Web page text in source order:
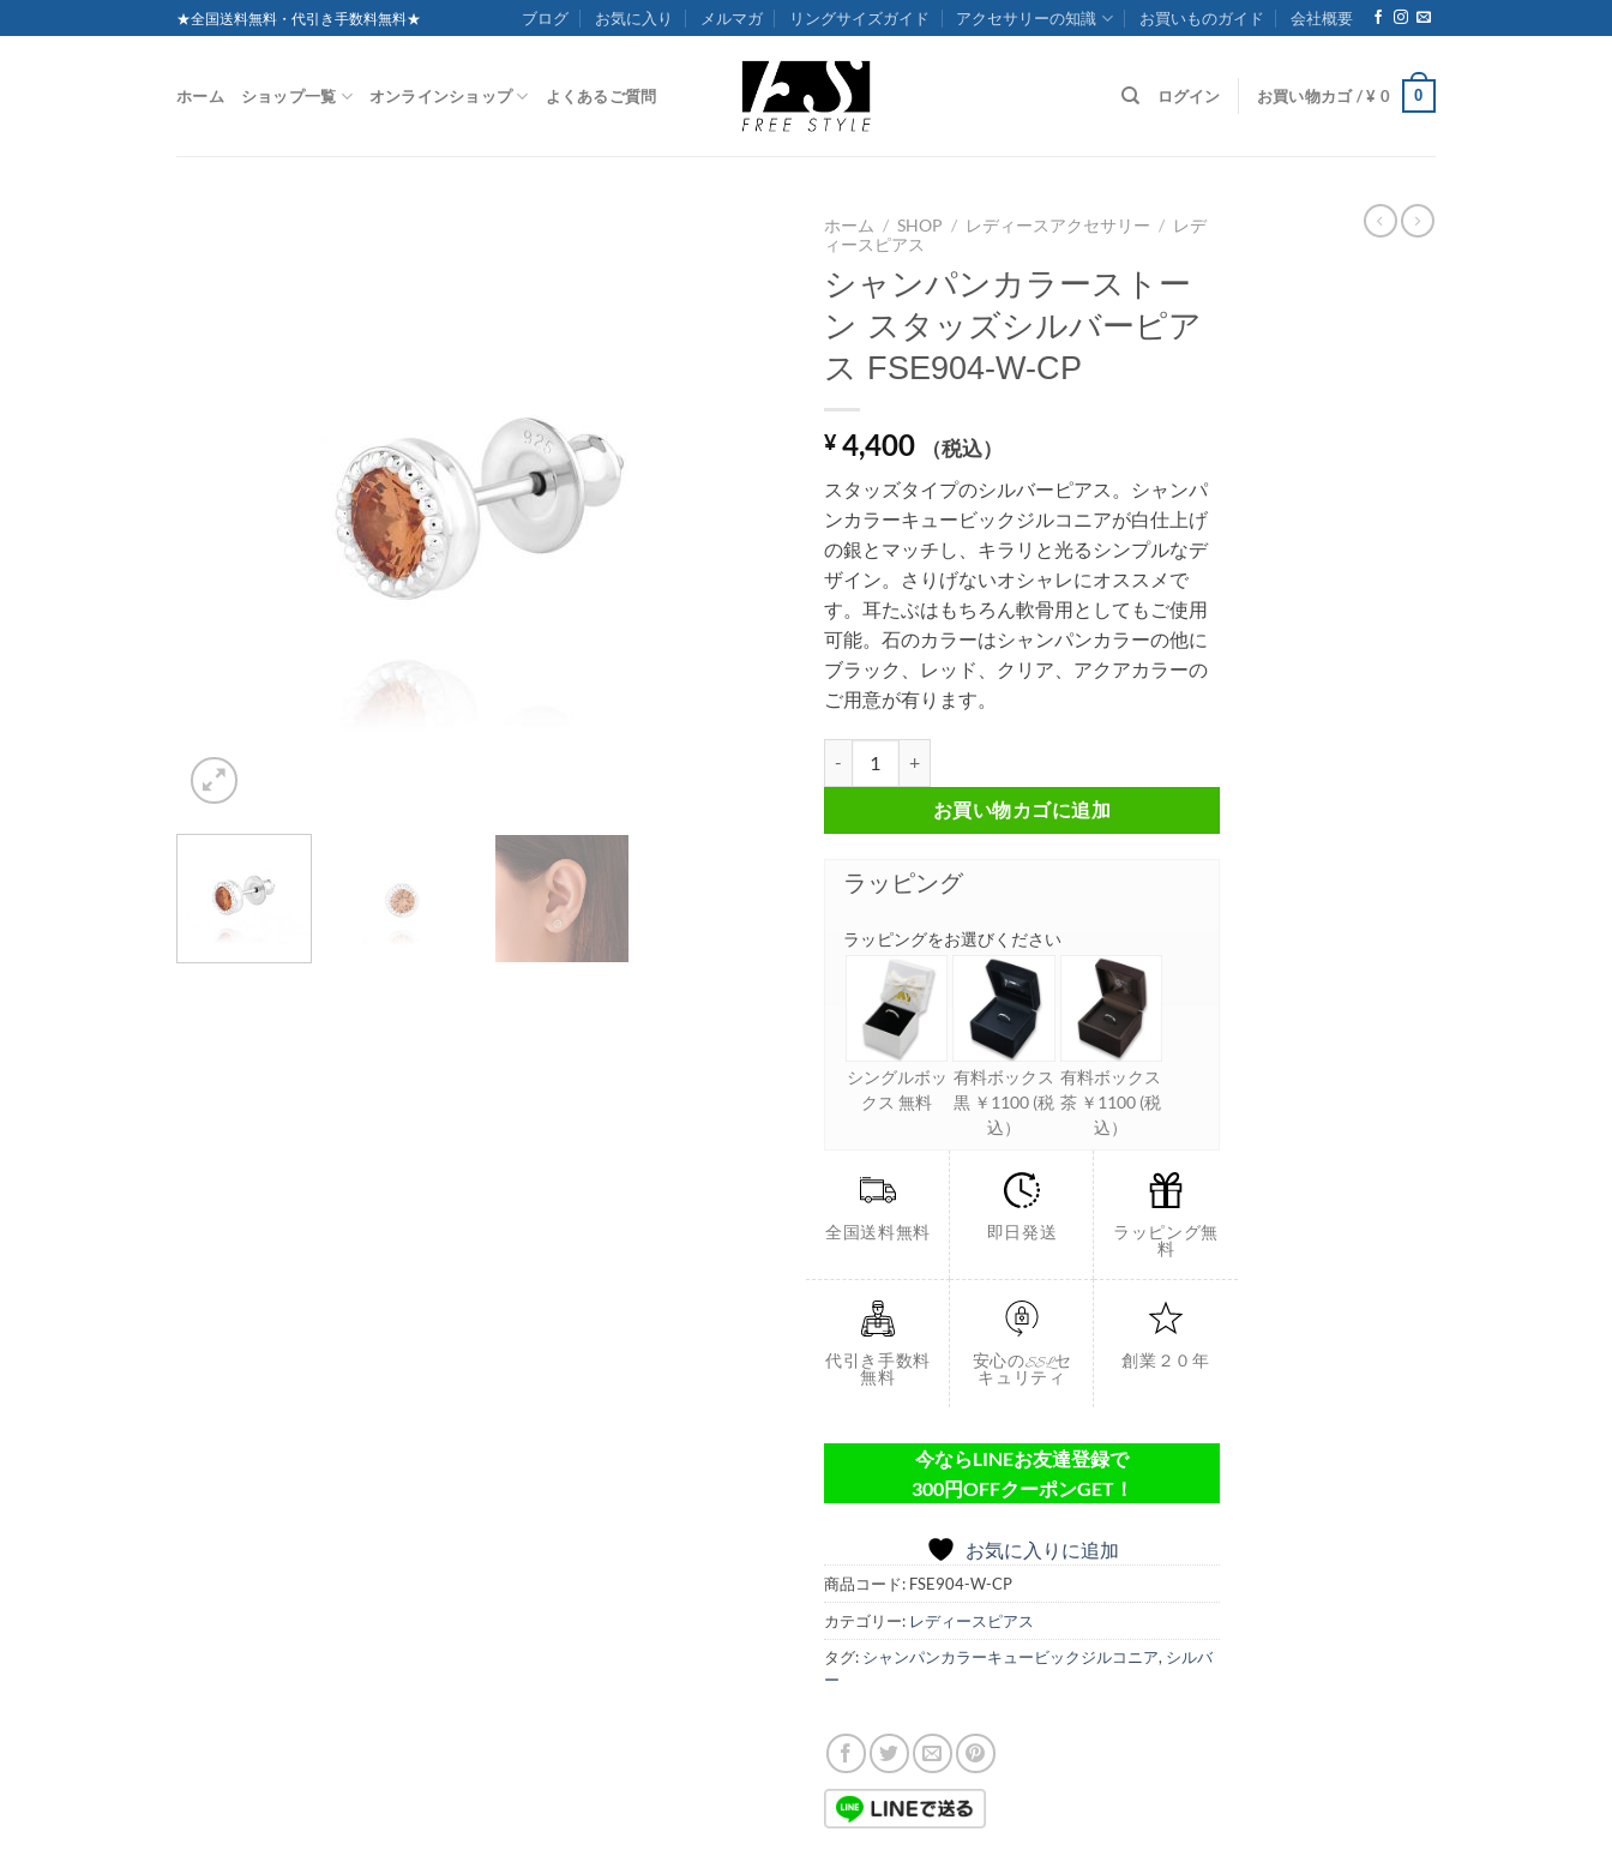
to
★全国送料無料・代引き手数料無料★ ブログ お気に入り メルマガ リングサイズガイド アクセサリーの知識 お買いものガイド 会社概要
ホーム ショップ一覧 オンラインショップ よくあるご質問 ログイン お買い物カゴ /¥ 0 0
ホーム / SHOP / レディースアクセサリー / レデ
ィースピアス
シャンパンカラーストー
ン スタッズシルバーピア
ス FSE904-W-CP
¥ 4,400 （税込）
スタッズタイプのシルバーピアス。シャンパ
ンカラーキュービックジルコニアが白仕上げ
の銀とマッチし、キラリと光るシンプルなデ
ザイン。さりげないオシャレにオススメで
す。耳たぶはもちろん軟骨用としてもご使用
可能。石のカラーはシャンパンカラーの他に
ブラック、レッド、クリア、アクアカラーの
ご用意が有ります。
お買い物カゴに追加
ラッピング
ラッピングをお選びください
シングルボッ
クス 無料
有料ボックス
黒 ￥1100 (税
込）
有料ボックス
茶 ￥1100 (税
込）
全国送料無料 即日発送
ラッピング無
料
代引き手数料
無料
安心のSSLセ
キュリティ
創業２０年
今ならLINEお友達登録で
300円OFFクーポンGET！
お気に入りに追加
商品コード: FSE904-W-CP
カテゴリー: レディースピアス
タグ: シャンパンカラーキュービックジルコニア, シルバ
ー